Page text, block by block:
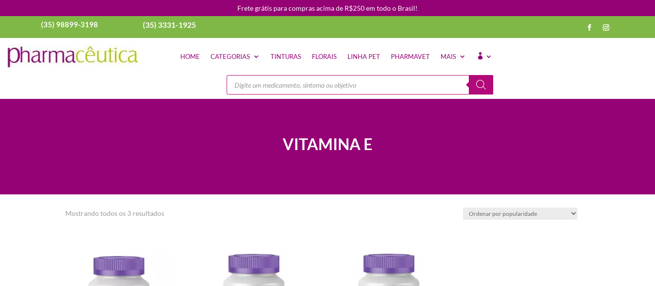
Frete grátis para compras acima de R$250 em todo o Brasil!
(35) 98899-3198 (35) 3331-1925
HOME CATEGORIAS TINTURAS FLORAIS LINHA PET PHARMAVET MAIS ⠀
Pesquisar
VITAMINA E
Mostrando todos os 3 resultadosClassificado